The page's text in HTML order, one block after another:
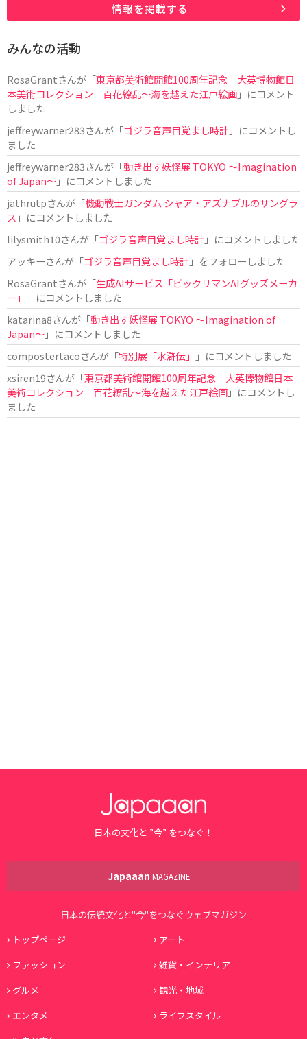
情報を掲載する
みんなの活動
RosaGrantさんが「東京都美術館開館100周年記念 大英博物館日
本美術コレクション 百花繚乱～海を越えた江戸絵画」にコメント
しました
jeffreywarner283さんが「ゴジラ音声目覚まし時計」にコメントし
ました
jeffreywarner283さんが「動き出す妖怪展 TOKYO 〜Imagination
of Japan〜」にコメントしました
jathrutpさんが「機動戦士ガンダム シャア・アズナブルのサングラ
ス 」にコメントしました
lilysmith10さんが「ゴジラ音声目覚まし時計」にコメントしました
アッキーさんが「ゴジラ音声目覚まし時計」をフォローしました
RosaGrantさんが「生成AIサービス「ビックリマンAIグッズメーカ
ー」
」にコメントしました
katarina8さんが「動き出す妖怪展 TOKYO 〜Imagination of
Japan〜」にコメントしました
compostertacoさんが「特別展「水滸伝」
」にコメントしました
xsiren19さんが「東京都美術館開館100周年記念 大英博物館日本
美術コレクション 百花繚乱～海を越えた江戸絵画」にコメントし
ました
日本の文化と ”今” をつなぐ！
Japaaan MAGAZINE
日本の伝統文化と"今"をつなぐウェブマガジン
トップページ
アート
ファッション
雑貨・インテリア
グルメ
観光・地域
エンタメ
ライフスタイル